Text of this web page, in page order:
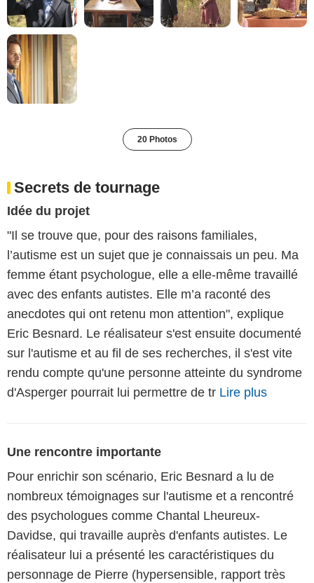
20 Photos
Secrets de tournage
Idée du projet
"Il se trouve que, pour des raisons familiales,
l’autisme est un sujet que je connaissais un peu. Ma
femme étant psychologue, elle a elle-même travaillé
avec des enfants autistes. Elle m’a raconté des
anecdotes qui ont retenu mon attention", explique
Eric Besnard. Le réalisateur s'est ensuite documenté
sur l'autisme et au fil de ses recherches, il s'est vite
rendu compte qu'une personne atteinte du syndrome
d'Asperger pourrait lui permettre de tr Lire plus
Une rencontre importante
Pour enrichir son scénario, Eric Besnard a lu de
nombreux témoignages sur l'autisme et a rencontré
des psychologues comme Chantal Lheureux-
Davidse, qui travaille auprès d'enfants autistes. Le
réalisateur lui a présenté les caractéristiques du
personnage de Pierre (hypersensible, rapport très